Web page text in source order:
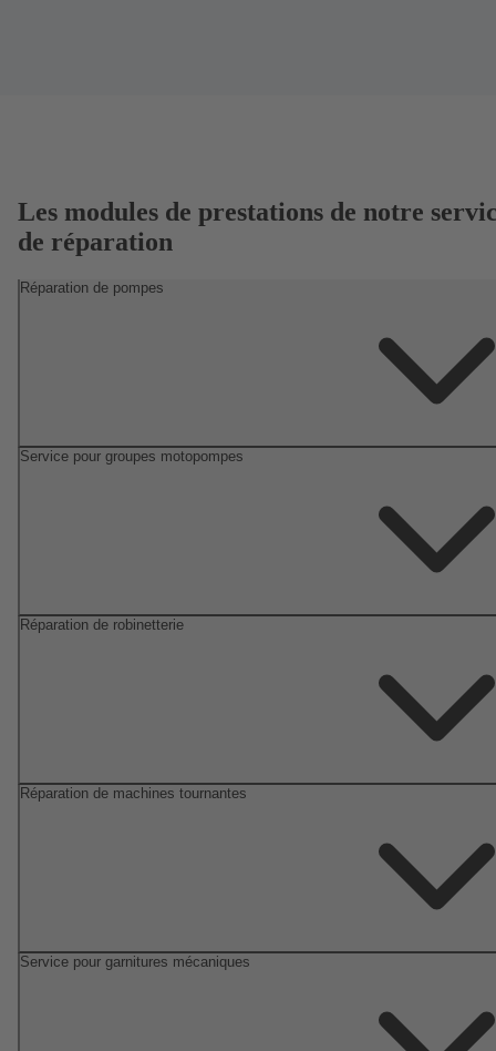
Les modules de prestations de notre
de réparation
Réparation de pompes
Service pour groupes motopompes
Réparation de robinetterie
Réparation de machines tournantes
Service pour garnitures mécaniques